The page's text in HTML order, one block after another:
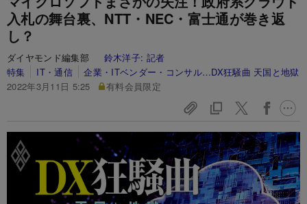
入札の舞台裏、NTT・NEC・富士通が巻き返
し？
ダイヤモンド編集部 鈴木洋子: 記者
特集
IT・通信
企業・ITベンダー・コンサル…DX狂騒曲 天国と地獄
2022年3月11日 5:25
有料会員限定